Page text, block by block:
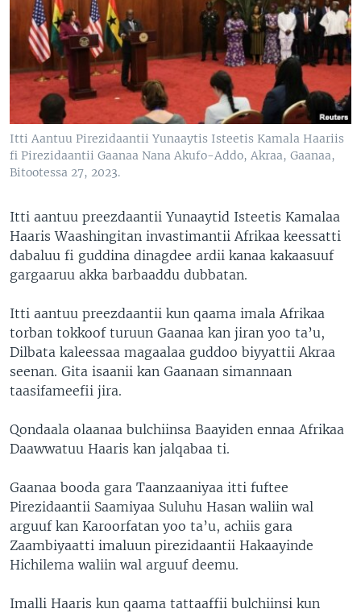
Itti Aantuu Pirezidaantii Yunaaytis Isteetis Kamala Haariis
fi Pirezidaantii Gaanaa Nana Akufo-Addo, Akraa, Gaanaa,
Bitootessa 27, 2023.
Itti aantuu preezdaantii Yunaaytid Isteetis Kamalaa
Haaris Waashingitan invastimantii Afrikaa keessatti
dabaluu fi guddina dinagdee ardii kanaa kakaasuuf
gargaaruu akka barbaaddu dubbatan.
Itti aantuu preezdaantii kun qaama imala Afrikaa
torban tokkoof turuun Gaanaa kan jiran yoo ta’u,
Dilbata kaleessaa magaalaa guddoo biyyattii Akraa
seenan. Gita isaanii kan Gaanaan simannaan
taasifameefii jira.
Qondaala olaanaa bulchiinsa Baayiden ennaa Afrikaa
Daawwatuu Haaris kan jalqabaa ti.
Gaanaa booda gara Taanzaaniyaa itti fuftee
Pirezidaantii Saamiyaa Suluhu Hasan waliin wal
arguuf kan Karoorfatan yoo ta’u, achiis gara
Zaambiyaatti imaluun pirezidaantii Hakaayinde
Hichilema waliin wal arguuf deemu.
Imalli Haaris kun qaama tattaaffii bulchiinsi kun